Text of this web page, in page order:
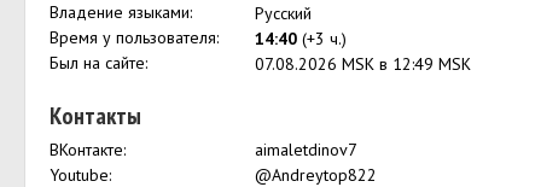
Владение языками:
Русский
Время у пользователя:
14:40 (+3 ч.)
Был на сайте:
07.08.2026 MSK в 12:49 MSK
Контакты
ВКонтакте:
aimaletdinov7
Youtube:
@Andreytop822